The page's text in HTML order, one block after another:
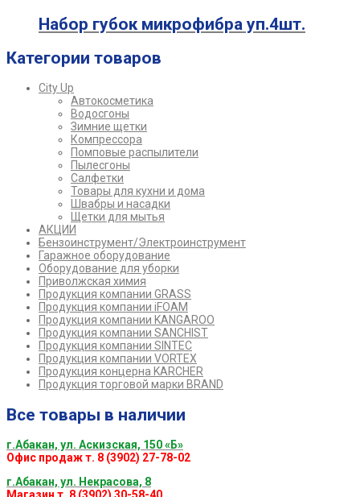
Набор губок микрофибра уп.4шт.
Категории товаров
City Up
Автокосметика
Водосгоны
Зимние щетки
Компрессора
Помповые распылители
Пылесгоны
Салфетки
Товары для кухни и дома
Швабры и насадки
Щетки для мытья
АКЦИИ
Бензоинструмент/Электроинструмент
Гаражное оборудование
Оборудование для уборки
Приволжская химия
Продукция компании GRASS
Продукция компании iFOAM
Продукция компании KANGAROO
Продукция компании SANCHIST
Продукция компании SINTEC
Продукция компании VORTEX
Продукция концерна KARCHER
Продукция торговой марки BRAND
Все товары в наличии
г.Абакан, ул. Аскизская, 150 «Б»
Офис продаж т. 8 (3902) 27-78-02
г.Абакан, ул. Некрасова, 8